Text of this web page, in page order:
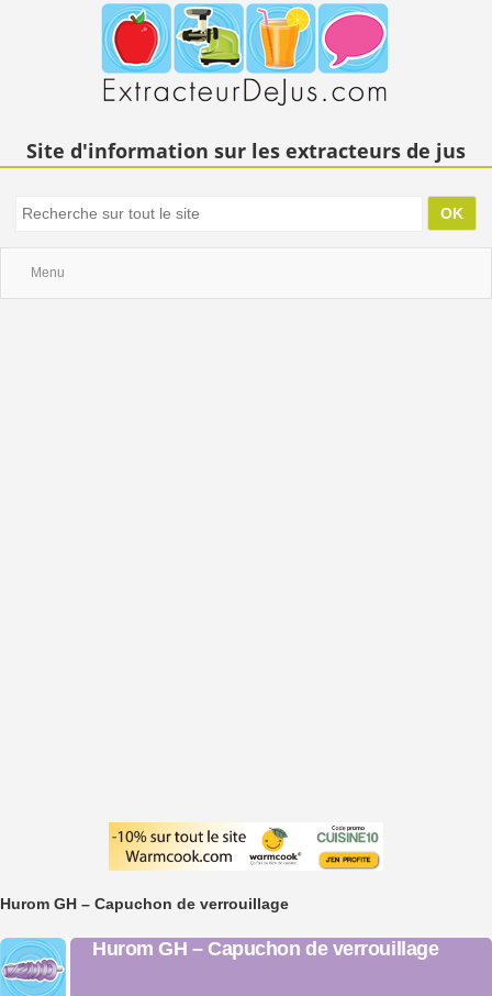
Site d'information sur les extracteurs de jus
Menu
Hurom GH – Capuchon de verrouillage
Hurom GH – Capuchon de verrouillage